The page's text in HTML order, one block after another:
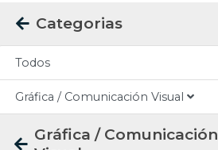
Categorias
Todos
Gráfica / Comunicación Visual
Gráfica / Comunicación